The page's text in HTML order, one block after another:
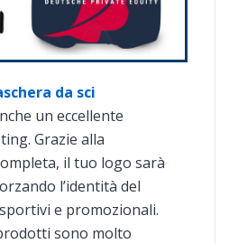
da sci
un eccellente
Grazie alla
il tuo logo sarà
l’identità del
e promozionali.
sono molto